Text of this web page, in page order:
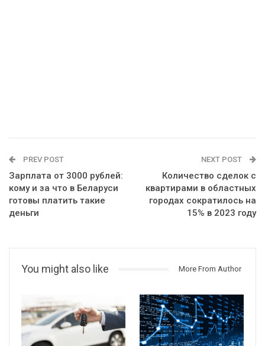
PREV POST
Зарплата от 3000 рублей:
кому и за что в Беларуси
готовы платить такие
деньги
NEXT POST
Количество сделок с
квартирами в областных
городах сократилось на
15% в 2023 году
You might also like More From Author